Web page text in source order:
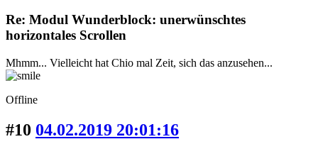
Re: Modul Wunderblock: unerwünschtes
horizontales Scrollen
Mhmm... Vielleicht hat Chio mal Zeit, sich das anzusehen...
Offline
#10 04.02.2019 20:01:16